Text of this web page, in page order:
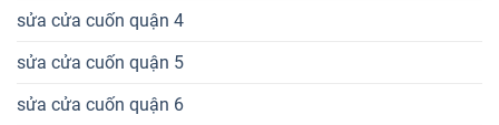
sửa cửa cuốn quận 4
sửa cửa cuốn quận 5
sửa cửa cuốn quận 6